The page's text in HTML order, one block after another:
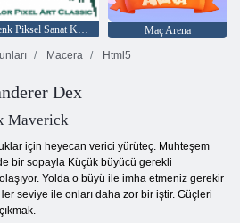
Renk Piksel Sanat Klasik
Maç Arena
Macera Html5
Dex
Maverick
için heyecan verici yürüteç. Muhteşem
bir sopayla Küçük büyücü gerekli
Yolda o büyü ile imha etmeniz gerekir
seviye ile onları daha zor bir iştir. Güçleri